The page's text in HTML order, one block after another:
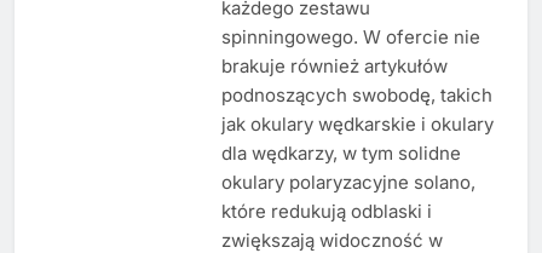
każdego zestawu
spinningowego. W ofercie nie
brakuje również artykułów
podnoszących swobodę, takich
jak okulary wędkarskie i okulary
dla wędkarzy, w tym solidne
okulary polaryzacyjne solano,
które redukują odblaski i
zwiększają widoczność w